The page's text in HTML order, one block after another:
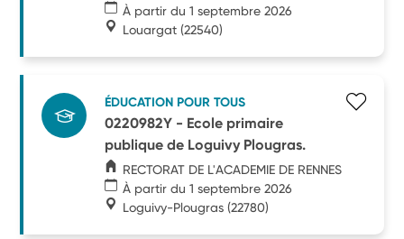
À partir du 1 septembre 2026
Louargat (22540)
ÉDUCATION POUR TOUS
0220982Y - Ecole primaire
publique de Loguivy Plougras.
RECTORAT DE L'ACADEMIE DE RENNES
À partir du 1 septembre 2026
Loguivy-Plougras (22780)